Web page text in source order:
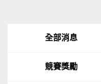
全部消息
競賽獎勵